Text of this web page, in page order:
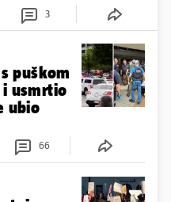
3
puškom
i usmrtio
ubio
66